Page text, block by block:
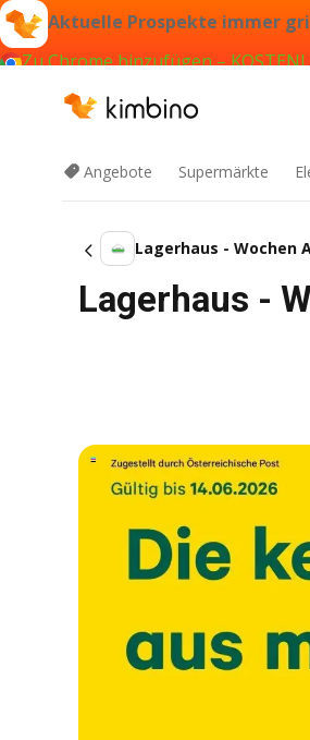
Aktuelle Prospekte immer
Zu Chrome hinzufügen –
Angebote Supermärkte
Lagerhaus - Wochen
Lagerhaus -